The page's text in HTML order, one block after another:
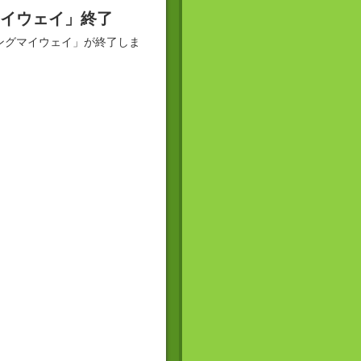
ウェイ」終了
マイウェイ」が終了しま